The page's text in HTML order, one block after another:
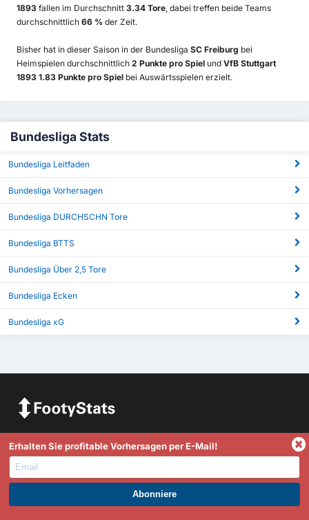
1893 fallen im Durchschnitt 3.34 Tore , dabei treffen beide Teams
durchschnittlich 66 % der Zeit.
Bisher hat in dieser Saison in der Bundesliga SC Freiburg bei
Heimspielen durchschnittlich 2 Punkte pro Spiel und VfB Stuttgart
1893 1.83 Punkte pro Spiel bei Auswärtsspielen erzielt.
Bundesliga Stats
Bundesliga Leitfaden
Bundesliga Vorhersagen
Bundesliga DURCHSCHN Tore
Bundesliga BTTS
Bundesliga Über 2,5 Tore
Bundesliga Ecken
Bundesliga xG
Tore, Über 2,5/Unter 2,5, Halbzeit/Vollzeit, dynamische In-
Play Statistiken und vieles mehr. Wenn Sie Fragen,
Anmerkungen oder Feedback haben, zögern Sie bitte nicht,
sich mit uns in Verbindung zu setzen.
WERDEN SIE PREMIUM UND PROFITIEREN SIE JETZT.
Erhalten Sie profitable Vorhersagen per E-Mail!